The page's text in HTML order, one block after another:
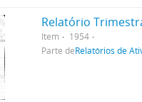
Relatório
Item
1954
Parte deRelatórios de